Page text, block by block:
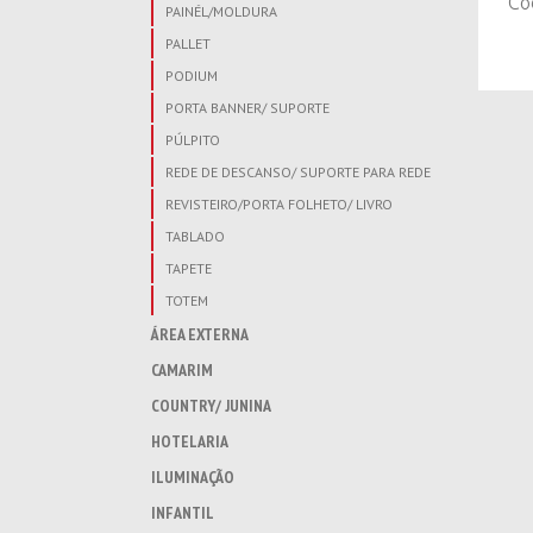
PAINÉL/MOLDURA
PALLET
PODIUM
PORTA BANNER/ SUPORTE
PÚLPITO
REDE DE DESCANSO/ SUPORTE PARA REDE
REVISTEIRO/PORTA FOLHETO/ LIVRO
TABLADO
TAPETE
TOTEM
ÁREA EXTERNA
CAMARIM
COUNTRY/ JUNINA
HOTELARIA
ILUMINAÇÃO
INFANTIL